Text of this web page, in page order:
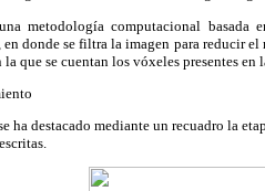
metodología computacional
en donde se filtra la imagen para reducir
que se cuentan los vóxeles presentes
ha destacado mediante un recuadro la